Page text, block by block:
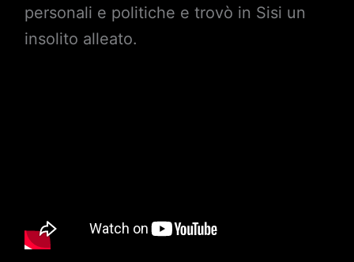
personali e politiche e trovò in Sisi un
insolito alleato.